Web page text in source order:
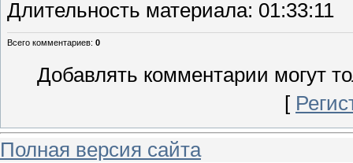
Длительность материала: 01:33:11
Всего комментариев: 0
Добавлять комментарии могут
[
Полная версия сайта